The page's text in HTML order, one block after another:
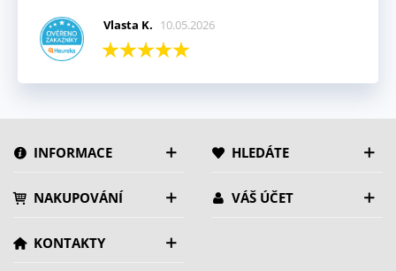
Vlasta K. 10.05.2026
INFORMACE HLEDÁTE
NAKUPOVÁNÍ VÁŠ ÚČET
KONTAKTY